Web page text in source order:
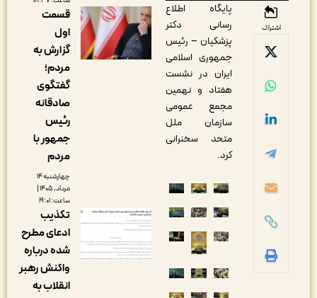
پایگاه اطلاع
رسانی دکتر
پزشکیان – رئیس
جمهوری اسلامی
ایران در نشست
هفتاد و نهمین
مجمع عمومی
سازمان ملل
متحد سخنرانی
قسمت
اول
گزارش به
گفتگوی
صادقانه
جمهور با
چهارشنبه ۱۴
مرداد, ۱۴۰۵ |
تکذیب
ادعای مطرح
شده درباره
واکنش رهبر
انقلاب به